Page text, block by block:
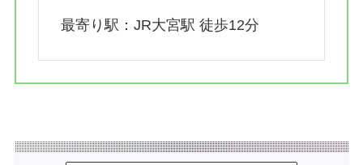
最寄り駅：JR大宮駅 徒歩12分